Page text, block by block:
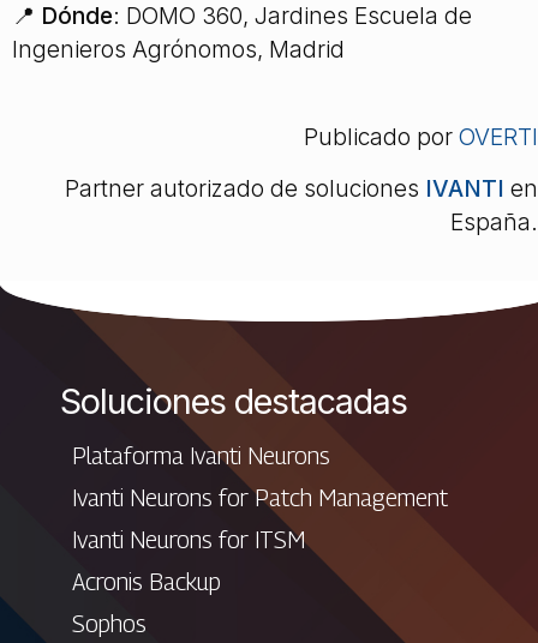
📍 Dónde: DOMO 360, Jardines Escuela de
Ingenieros Agrónomos, Madrid
Publicado por OVERTI
Partner autorizado de soluciones IVANTI en
España.
Soluciones destacadas
Plataforma Ivanti Neurons
Ivanti Neurons for Patch Management
Ivanti Neurons for ITSM
Acronis Backup
Sophos